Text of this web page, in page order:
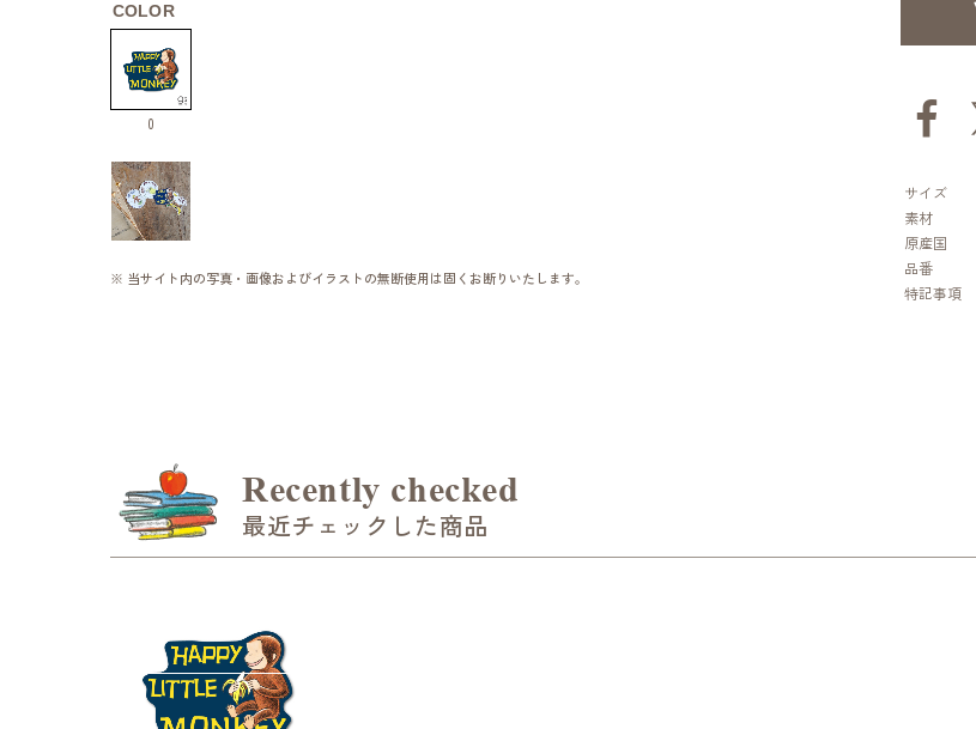
COLOR
0
※ 当サイト内の写真・画像およびイラストの無断使用は固くお断りいたします。
サイズ
素材
原産国
品番
特記事項
Recently checked
最近チェックした商品